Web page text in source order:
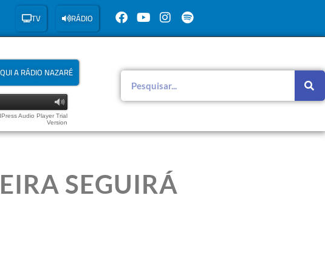
TV RÁDIO
A RÁDIO NAZARÉ
Audio Player Trial
Version
SEGUIRÁ